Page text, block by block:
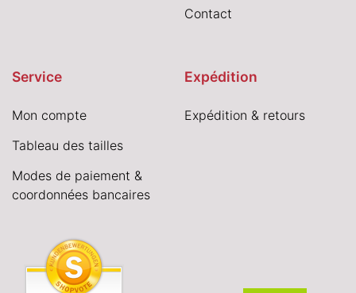
Contact
Service
Mon compte
Tableau des tailles
Modes de paiement &
coordonnées bancaires
Expédition
Expédition & retours